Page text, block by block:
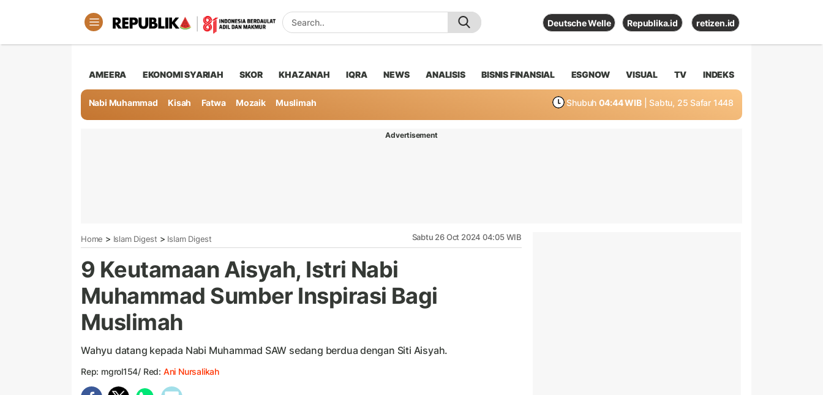
Deutsche Welle Republika.id retizen.id
AMEERA EKONOMI SYARIAH SKOR KHAZANAH IQRA NEWS ANALISIS BISNIS FINANSIAL ESGNOW VISUAL TV INDEKS
Nabi Muhammad Kisah Fatwa Mozaik Muslimah Shubuh 04:44 WIB | Sabtu, 25 Safar 1448
Advertisement
Home > Islam Digest > Islam Digest Sabtu 26 Oct 2024 04:05 WIB
9 Keutamaan Aisyah, Istri Nabi
Muhammad Sumber Inspirasi Bagi
Muslimah
Wahyu datang kepada Nabi Muhammad SAW sedang berdua dengan Siti Aisyah.
Rep: mgrol154/ Red: Ani Nursalikah